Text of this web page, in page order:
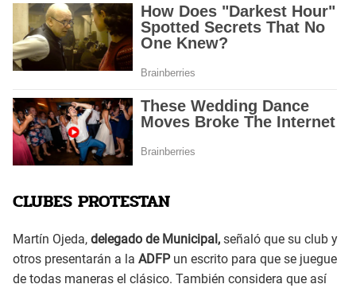
CLUBES PROTESTAN
Martín Ojeda, delegado de Municipal, señaló que su club y
otros presentarán a la ADFPun escrito para que se juegue
de todas maneras el clásico. También considera que así